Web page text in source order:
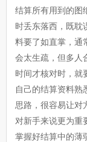
结算所有用到的图
时丢东落西，既耽
料要了如直掌，通
会太生疏，但多人
时间才核对时，就
自己的结算资料熟
思路，很容易让对
对新手来说更为重
掌握好结算中的薄